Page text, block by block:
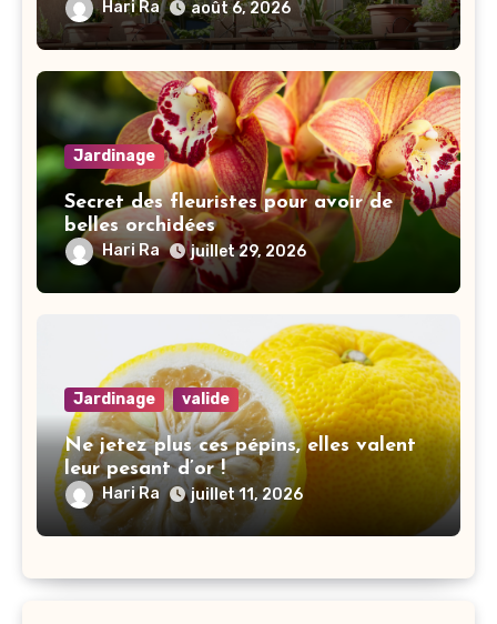
Hari Ra août 6, 2026
Jardinage
Secret des fleuristes pour avoir de
belles orchidées
Hari Ra juillet 29, 2026
Jardinage valide
Ne jetez plus ces pépins, elles valent
leur pesant d’or !
Hari Ra juillet 11, 2026